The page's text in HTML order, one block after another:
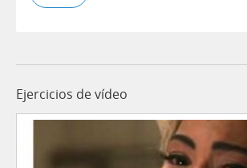
Ejercicios de vídeo